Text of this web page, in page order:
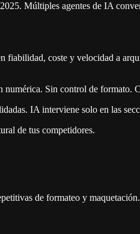
Múltiples agentes de IA
coste y velocidad a
Sin control de formato.
IA interviene solo en las
de tus competidores.
de formateo y